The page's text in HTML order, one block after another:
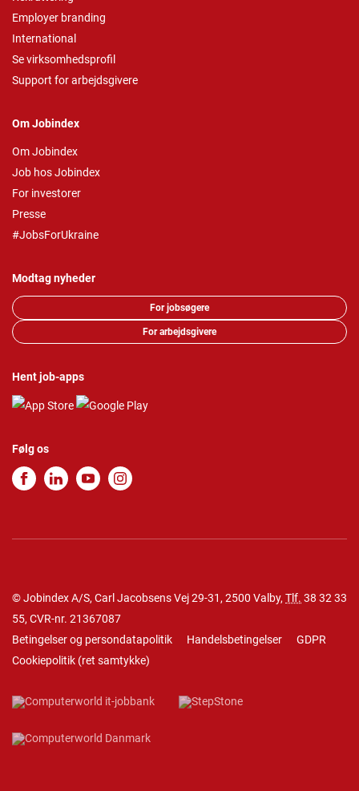
Employer branding
International
Se virksomhedsprofil
Support for arbejdsgivere
Om Jobindex
Om Jobindex
Job hos Jobindex
For investorer
Presse
#JobsForUkraine
Modtag nyheder
For jobsøgere
For arbejdsgivere
Hent job-apps
Følg os
© Jobindex A/S, Carl Jacobsens Vej 29-31, 2500 Valby, Tlf. 38 32 33
55, CVR-nr. 21367087
Betingelser og persondatapolitik
Handelsbetingelser
GDPR
Cookiepolitik (ret samtykke)